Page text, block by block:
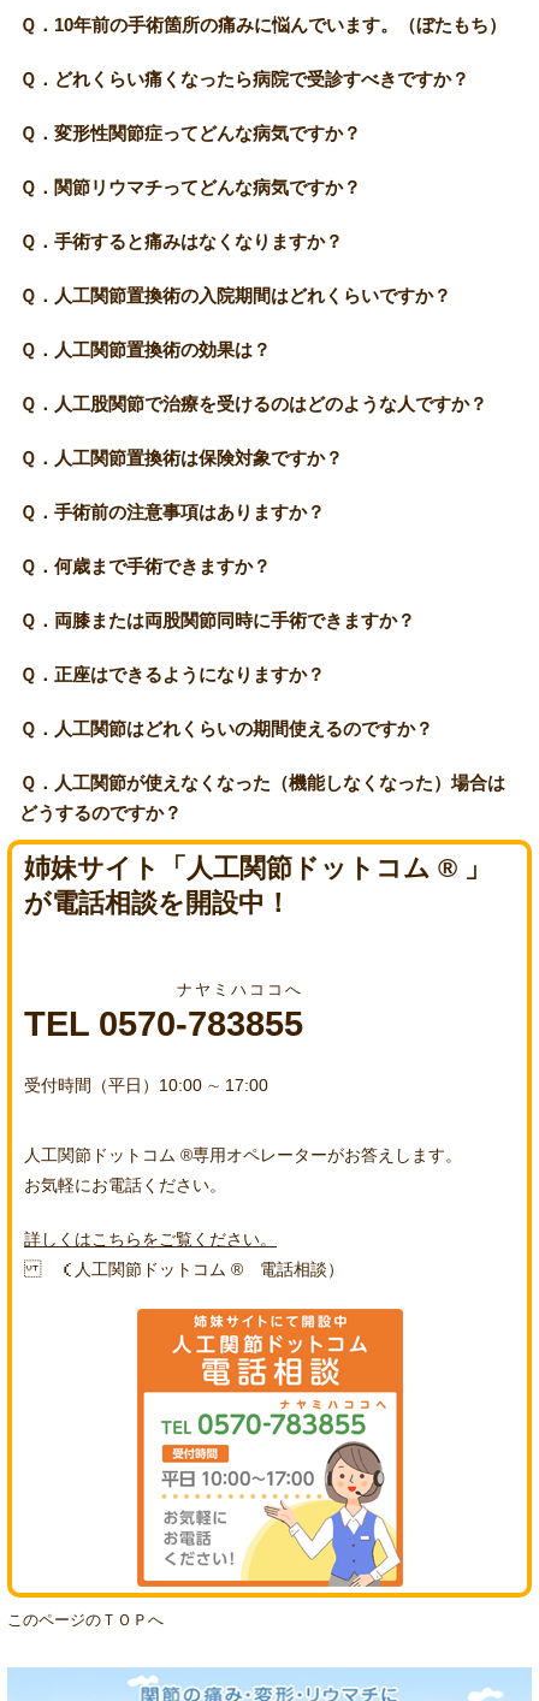
Ｑ．10年前の手術箇所の痛みに悩んでいます。（ぼたもち）
Ｑ．どれくらい痛くなったら病院で受診すべきですか？
Ｑ．変形性関節症ってどんな病気ですか？
Ｑ．関節リウマチってどんな病気ですか？
Ｑ．手術すると痛みはなくなりますか？
Ｑ．人工関節置換術の入院期間はどれくらいですか？
Ｑ．人工関節置換術の効果は？
Ｑ．人工股関節で治療を受けるのはどのような人ですか？
Ｑ．人工関節置換術は保険対象ですか？
Ｑ．手術前の注意事項はありますか？
Ｑ．何歳まで手術できますか？
Ｑ．両膝または両股関節同時に手術できますか？
Ｑ．正座はできるようになりますか？
Ｑ．人工関節はどれくらいの期間使えるのですか？
Ｑ．人工関節が使えなくなった（機能しなくなった）場合は
どうするのですか？
姉妹サイト「人工関節ドットコム ® 」
が電話相談を開設中！
ナヤミハココへ
TEL 0570-783855
受付時間（平日）10:00 ∼ 17:00
人工関節ドットコム ®専用オペレーターがお答えします。
お気軽にお電話ください。
詳しくはこちらをご覧ください。
（人工関節ドットコム ® 電話相談）
このページのＴＯＰへ